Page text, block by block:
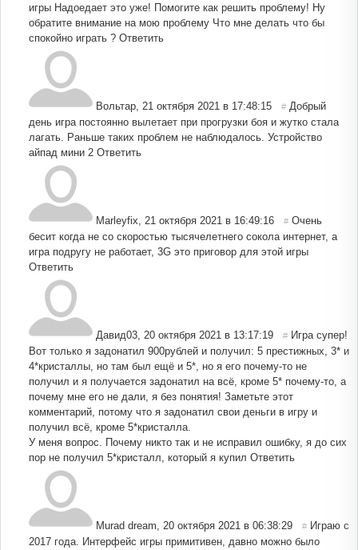
игры Надоедает это уже! Помогите как решить проблему! Ну
обратите внимание на мою проблему Что мне делать что бы
спокойно играть ? Ответить
Вольтар, 21 октября 2021 в 17:48:15 # Добрый
день игра постоянно вылетает при прогрузки боя и жутко стала
лагать. Раньше таких проблем не наблюдалось. Устройство
айпад мини 2 Ответить
Marleyfix, 21 октября 2021 в 16:49:16 # Очень
бесит когда не со скоростью тысячелетнего сокола интернет, а
игра подругу не работает, 3G это приговор для этой игры
Ответить
Давид03, 20 октября 2021 в 13:17:19 # Игра супер!
Вот только я задонатил 900рублей и получил: 5 престижных, 3* и
4*кристаллы, но там был ещё и 5*, но я его почему-то не
получил и я получается задонатил на всё, кроме 5* почему-то, а
почему мне его не дали, я без понятия! Заметьте этот
комментарий, потому что я задонатил свои деньги в игру и
получил всё, кроме 5*кристалла.
У меня вопрос. Почему никто так и не исправил ошибку, я до сих
пор не получил 5*кристалл, который я купил Ответить
Murad dream, 20 октября 2021 в 06:38:29 # Играю с
2017 года. Интерфейс игры примитивен, давно можно было